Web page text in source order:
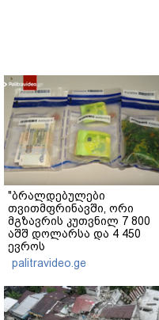
"ბრალდებულები
თვითმფრინავში, ორი
მგზავრის კუთვნილ 7 800
აშშ დოლარსა და 4 450
ევროს
მართლსაწინააღმდეგოდ
დაეუფლნენ" - დანაშაულის
რა დეტალები ხდება
ცნობილი?
palitravideo.ge